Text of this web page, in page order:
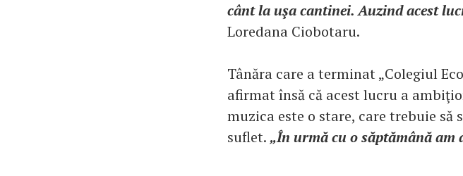
cânt la uşa cantinei. Auzind acest
Loredana Ciobotaru.
Tânăra care a terminat „Colegiul
afirmat însă că acest lucru a
muzica este o stare, care trebuie să
suflet.„În urmă cu o săptămână am